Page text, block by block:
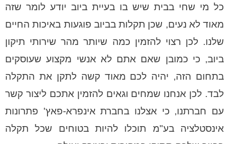
כל מי שחי בבית שיש בו בעיית ביוב יודע לומר שזה
מאוד לא נעים, שכן תקלות בביוב פוגעות באיכות החיים
שלנו. לכן רצוי להזמין כמה שיותר מהר שירותי תיקון
ביוב, כי כמובן שאם אתם לא אנשי מקצוע שעוסקים
בתחום הזה, יהיה לכם מאוד קשה לתקן את התקלה
לבד. לכן אנחנו שמחים וגאים להזמין אתכם ליצור קשר
עם חברתנו, כי אצלנו בחברת אינפרא-פאץ' פתרונות
אינסטלציה בע"מ תוכלו להיות בטוחים שכל תקלה